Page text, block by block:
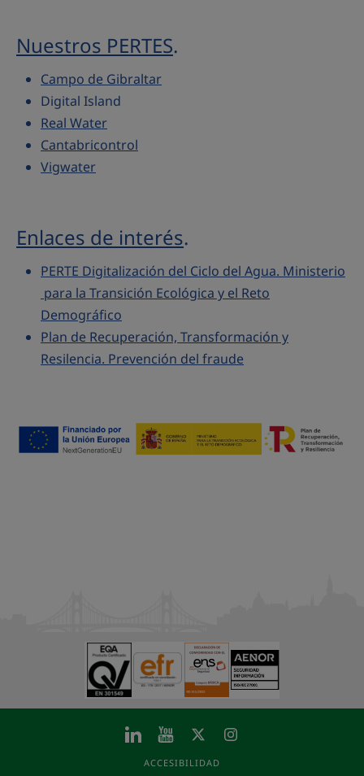
Nuestros PERTES.
Campo de Gibraltar
Digital Island
Real Water
Cantabricontrol
Vigwater
Enlaces de interés.
PERTE Digitalización del Ciclo del Agua. Ministerio
para la Transición Ecológica y el Reto
Demográfico
Plan de Recuperación, Transformación y
Resilencia. Prevención del fraude
ACCESIBILIDAD